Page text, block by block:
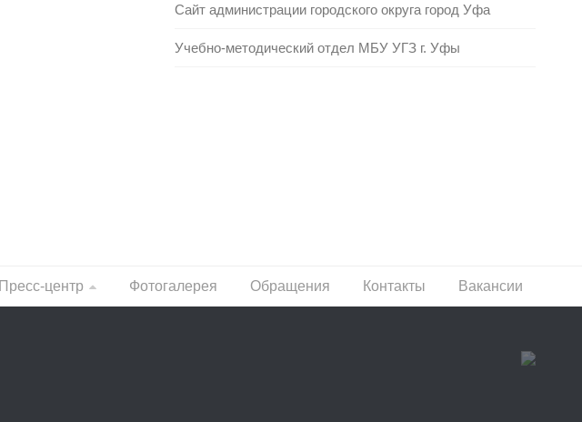
Сайт администрации городского округа город Уфа
Учебно-методический отдел МБУ УГЗ г. Уфы
Пресс-центр Фотогалерея Обращения Контакты Вакансии